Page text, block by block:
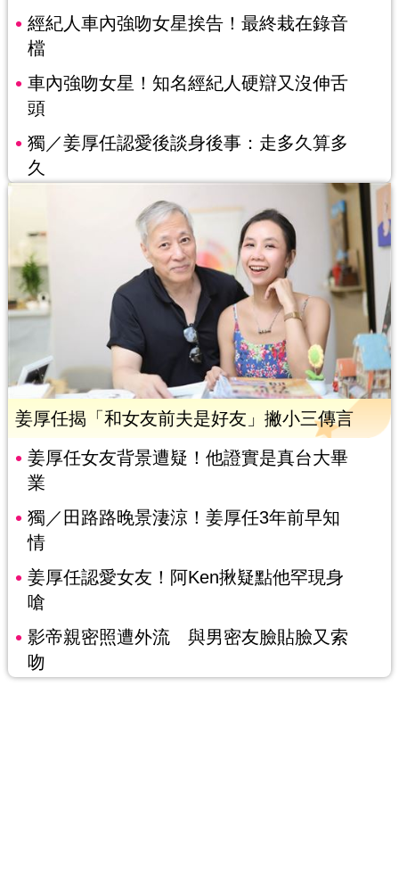
經紀人車內強吻女星挨告！最終栽在錄音
檔
車內強吻女星！知名經紀人硬辯又沒伸舌
頭
獨／姜厚任認愛後談身後事：走多久算多
久
姜厚任揭「和女友前夫是好友」撇小三傳言
姜厚任女友背景遭疑！他證實是真台大畢
業
獨／田路路晚景淒涼！姜厚任3年前早知
情
姜厚任認愛女友！阿Ken揪疑點他罕現身
嗆
影帝親密照遭外流 與男密友臉貼臉又索
吻